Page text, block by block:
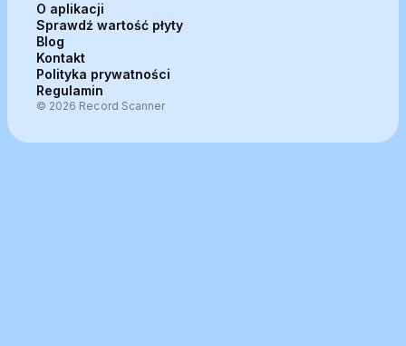
O aplikacji
Sprawdź wartość płyty
Blog
Kontakt
Polityka prywatności
Regulamin
© 2026 Record Scanner